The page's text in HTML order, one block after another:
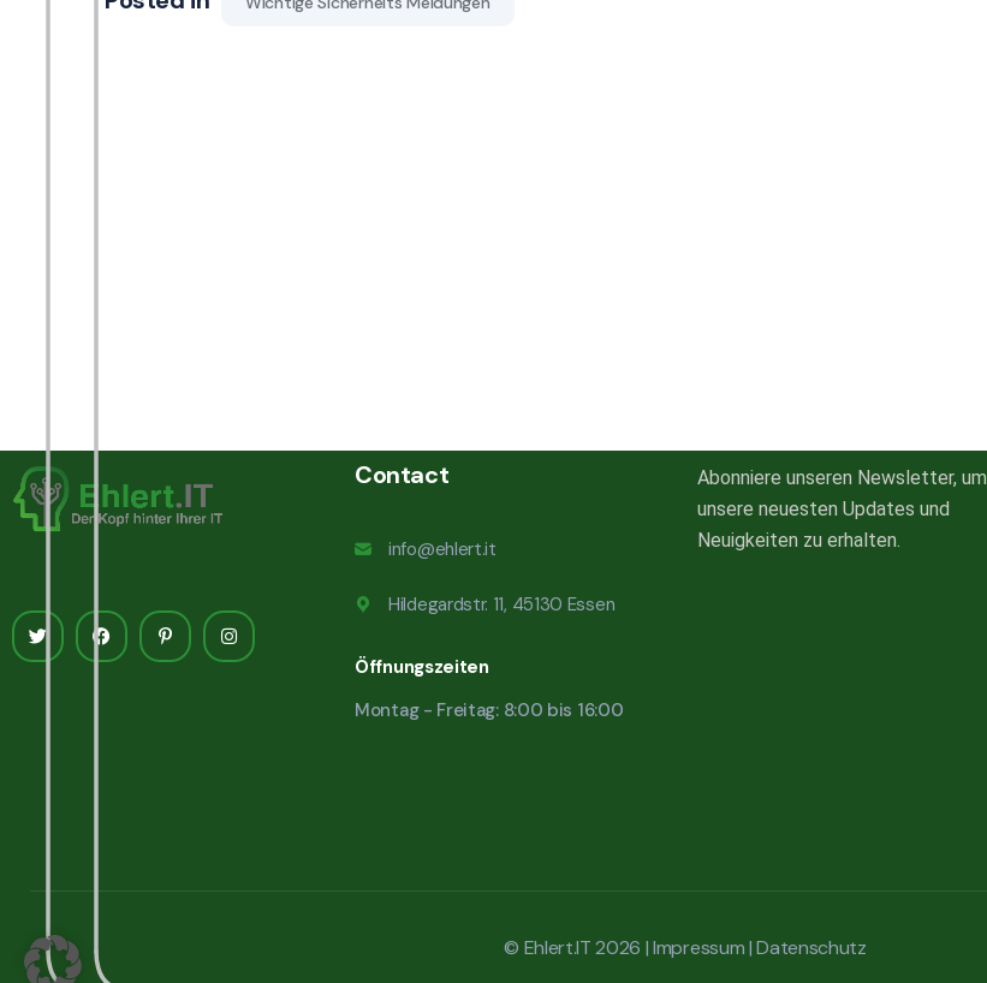
Contact
info@ehlert.it
Hildegardstr. 11, 45130 Essen
Öffnungszeiten
Montag - Freitag: 8:00 bis 16:00
Abonniere unseren Newsletter, um
unsere neuesten Updates und
Neuigkeiten zu erhalten.
© Ehlert.IT 2026 |Impressum|Datenschutz